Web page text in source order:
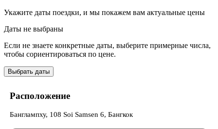
Укажите даты поездки, и мы покажем вам актуальные цены
Даты не выбраны
Если не знаете конкретные даты, выберите примерные числа,
чтобы сориентироваться по цене.
Выбрать даты
Расположение
Банглампху, 108 Soi Samsen 6, Бангкок